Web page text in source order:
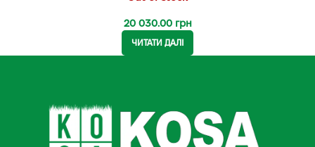
20 030.00 грн
ЧИТАТИ ДАЛІ